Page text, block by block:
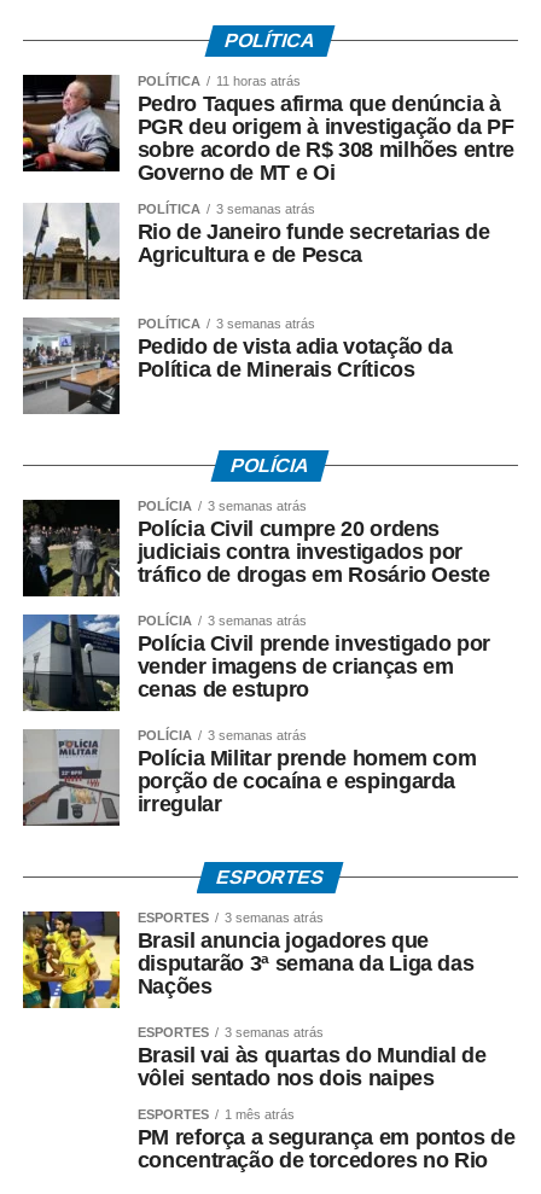
2. Todos os vídeos participantes serão publicados nos
stories da Prefeitura a partir das 0h de sexta-feira (12),
quando será aberta a votação.
nos stories da Prefeitura.
4. O vídeo com o maior número de curtidas nos stories
será declarado vencedor.
5. O resultado será divulgado após o encerramento da
votação.
COMENTE ABAIXO:
WhatsApp
Facebook
Twitter
Messenger
LinkedIn
Share
POLÍTICA
POLÍTICA 11 horas atrás
Pedro Taques afirma que denúncia à
PGR deu origem à investigação da PF
sobre acordo de R$ 308 milhões entre
Governo de MT e Oi
POLÍTICA 3 semanas atrás
Rio de Janeiro funde secretarias de
Agricultura e de Pesca
POLÍTICA 3 semanas atrás
Pedido de vista adia votação da
Política de Minerais Críticos
POLÍCIA
POLÍCIA 3 semanas atrás
Polícia Civil cumpre 20 ordens
judiciais contra investigados por
tráfico de drogas em Rosário Oeste
POLÍCIA 3 semanas atrás
Polícia Civil prende investigado por
vender imagens de crianças em
cenas de estupro
POLÍCIA 3 semanas atrás
Polícia Militar prende homem com
porção de cocaína e espingarda
irregular
ESPORTES
ESPORTES 3 semanas atrás
Brasil anuncia jogadores que
disputarão 3ª semana da Liga das
Nações
ESPORTES 3 semanas atrás
Brasil vai às quartas do Mundial de
vôlei sentado nos dois naipes
ESPORTES 1 mês atrás
PM reforça a segurança em pontos de
concentração de torcedores no Rio